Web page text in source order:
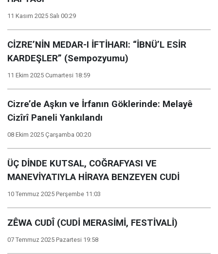
11 Kasım 2025 Salı 00:29
CİZRE’NİN MEDAR-I İFTİHARI: “İBNÜ’L ESİR
KARDEŞLER” (Sempozyumu)
11 Ekim 2025 Cumartesi 18:59
Cizre’de Aşkın ve İrfanın Göklerinde: Melayê
Cizîrî Paneli Yankılandı
08 Ekim 2025 Çarşamba 00:20
ÜÇ DİNDE KUTSAL, COĞRAFYASI VE
MANEVİYATIYLA HİRAYA BENZEYEN CUDİ
10 Temmuz 2025 Perşembe 11:03
ZÊWA CUDÎ (CUDİ MERASİMİ, FESTİVALİ)
07 Temmuz 2025 Pazartesi 19:58